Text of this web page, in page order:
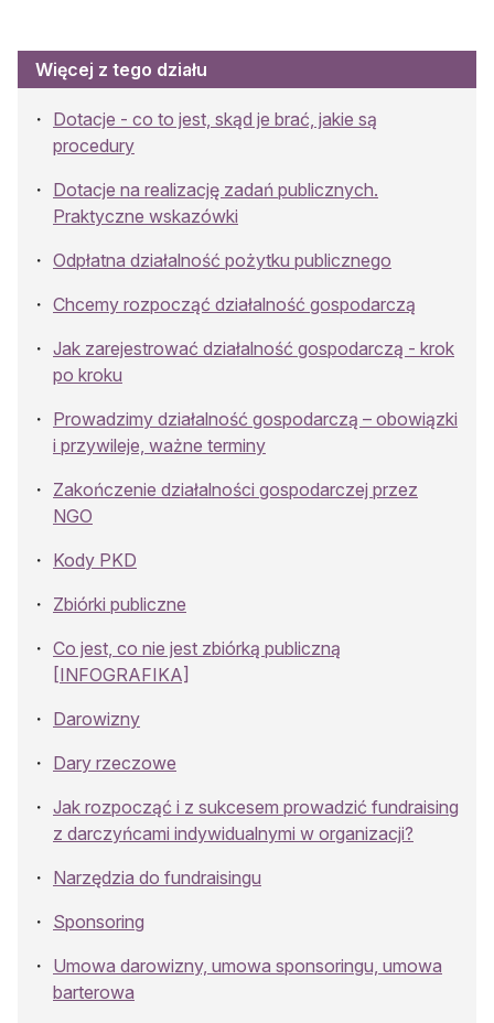
Więcej z tego działu
Dotacje - co to jest, skąd je brać, jakie są
procedury
Dotacje na realizację zadań publicznych.
Praktyczne wskazówki
Odpłatna działalność pożytku publicznego
Chcemy rozpocząć działalność gospodarczą
Jak zarejestrować działalność gospodarczą - krok
po kroku
Prowadzimy działalność gospodarczą – obowiązki
i przywileje, ważne terminy
Zakończenie działalności gospodarczej przez
NGO
Kody PKD
Zbiórki publiczne
Co jest, co nie jest zbiórką publiczną
[INFOGRAFIKA]
Darowizny
Dary rzeczowe
Jak rozpocząć i z sukcesem prowadzić fundraising
z darczyńcami indywidualnymi w organizacji?
Narzędzia do fundraisingu
Sponsoring
Umowa darowizny, umowa sponsoringu, umowa
barterowa